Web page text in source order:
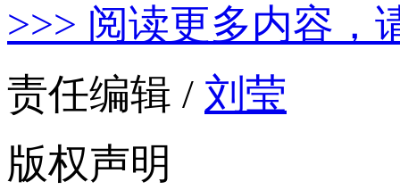
>>> 阅读更多内容，
责任编辑 / 刘莹
版权声明